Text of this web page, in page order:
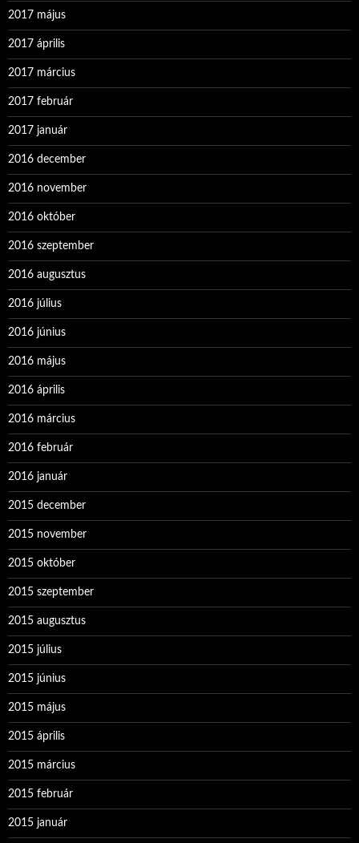
2017 május
2017 április
2017 március
2017 február
2017 január
2016 december
2016 november
2016 október
2016 szeptember
2016 augusztus
2016 július
2016 június
2016 május
2016 április
2016 március
2016 február
2016 január
2015 december
2015 november
2015 október
2015 szeptember
2015 augusztus
2015 július
2015 június
2015 május
2015 április
2015 március
2015 február
2015 január